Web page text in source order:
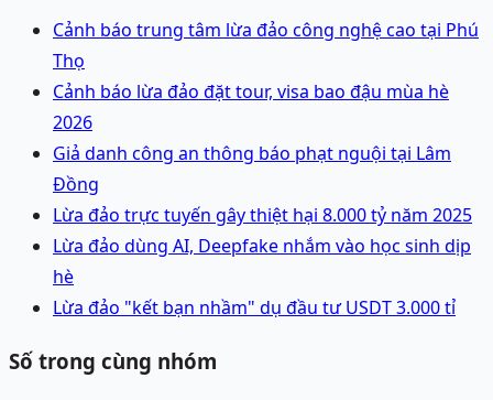
Cảnh báo trung tâm lừa đảo công nghệ cao tại Phú
Thọ
Cảnh báo lừa đảo đặt tour, visa bao đậu mùa hè
2026
Giả danh công an thông báo phạt nguội tại Lâm
Đồng
Lừa đảo trực tuyến gây thiệt hại 8.000 tỷ năm 2025
Lừa đảo dùng AI, Deepfake nhắm vào học sinh dịp
hè
Lừa đảo "kết bạn nhầm" dụ đầu tư USDT 3.000 tỉ
Số trong cùng nhóm